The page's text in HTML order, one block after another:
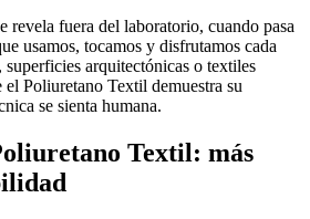
revela fuera del laboratorio, cuando pasa
usamos, tocamos y disfrutamos cada
arquitectónicas o textiles
Poliuretano Textil demuestra su
se sienta humana.
Textil: más